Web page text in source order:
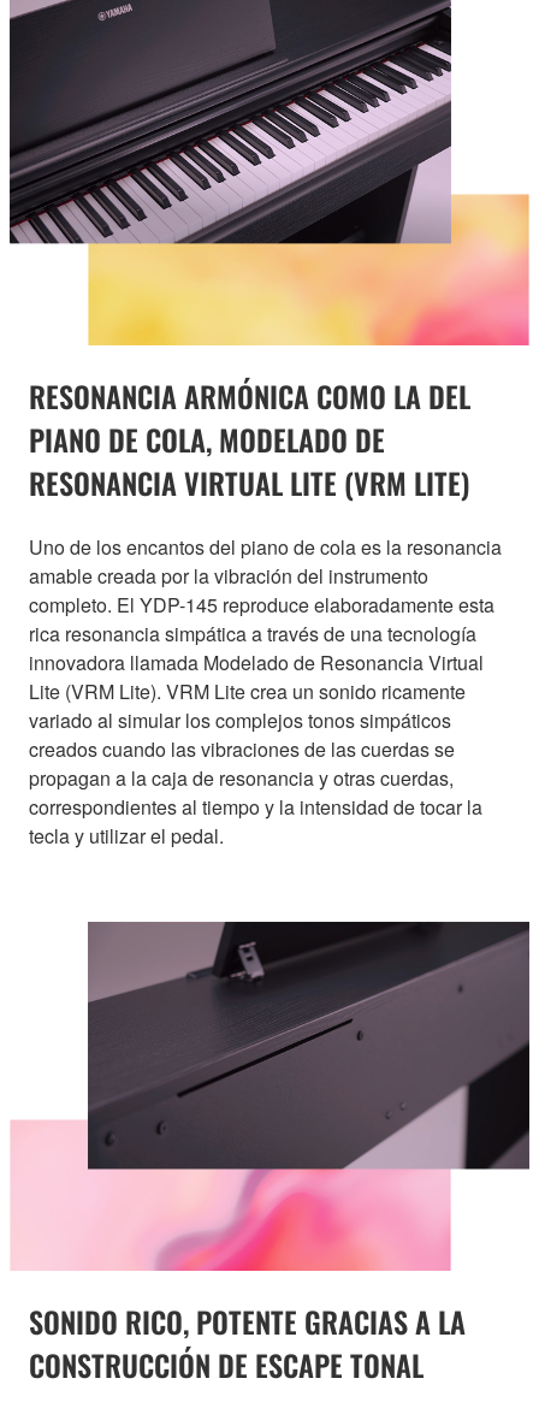
RESONANCIA ARMÓNICA COMO LA DEL
PIANO DE COLA, MODELADO DE
RESONANCIA VIRTUAL LITE (VRM LITE)
Uno de los encantos del piano de cola es la resonancia
amable creada por la vibración del instrumento
completo. El YDP-145 reproduce elaboradamente esta
rica resonancia simpática a través de una tecnología
innovadora llamada Modelado de Resonancia Virtual
Lite (VRM Lite). VRM Lite crea un sonido ricamente
variado al simular los complejos tonos simpáticos
creados cuando las vibraciones de las cuerdas se
propagan a la caja de resonancia y otras cuerdas,
correspondientes al tiempo y la intensidad de tocar la
tecla y utilizar el pedal.
SONIDO RICO, POTENTE GRACIAS A LA
CONSTRUCCIÓN DE ESCAPE TONAL